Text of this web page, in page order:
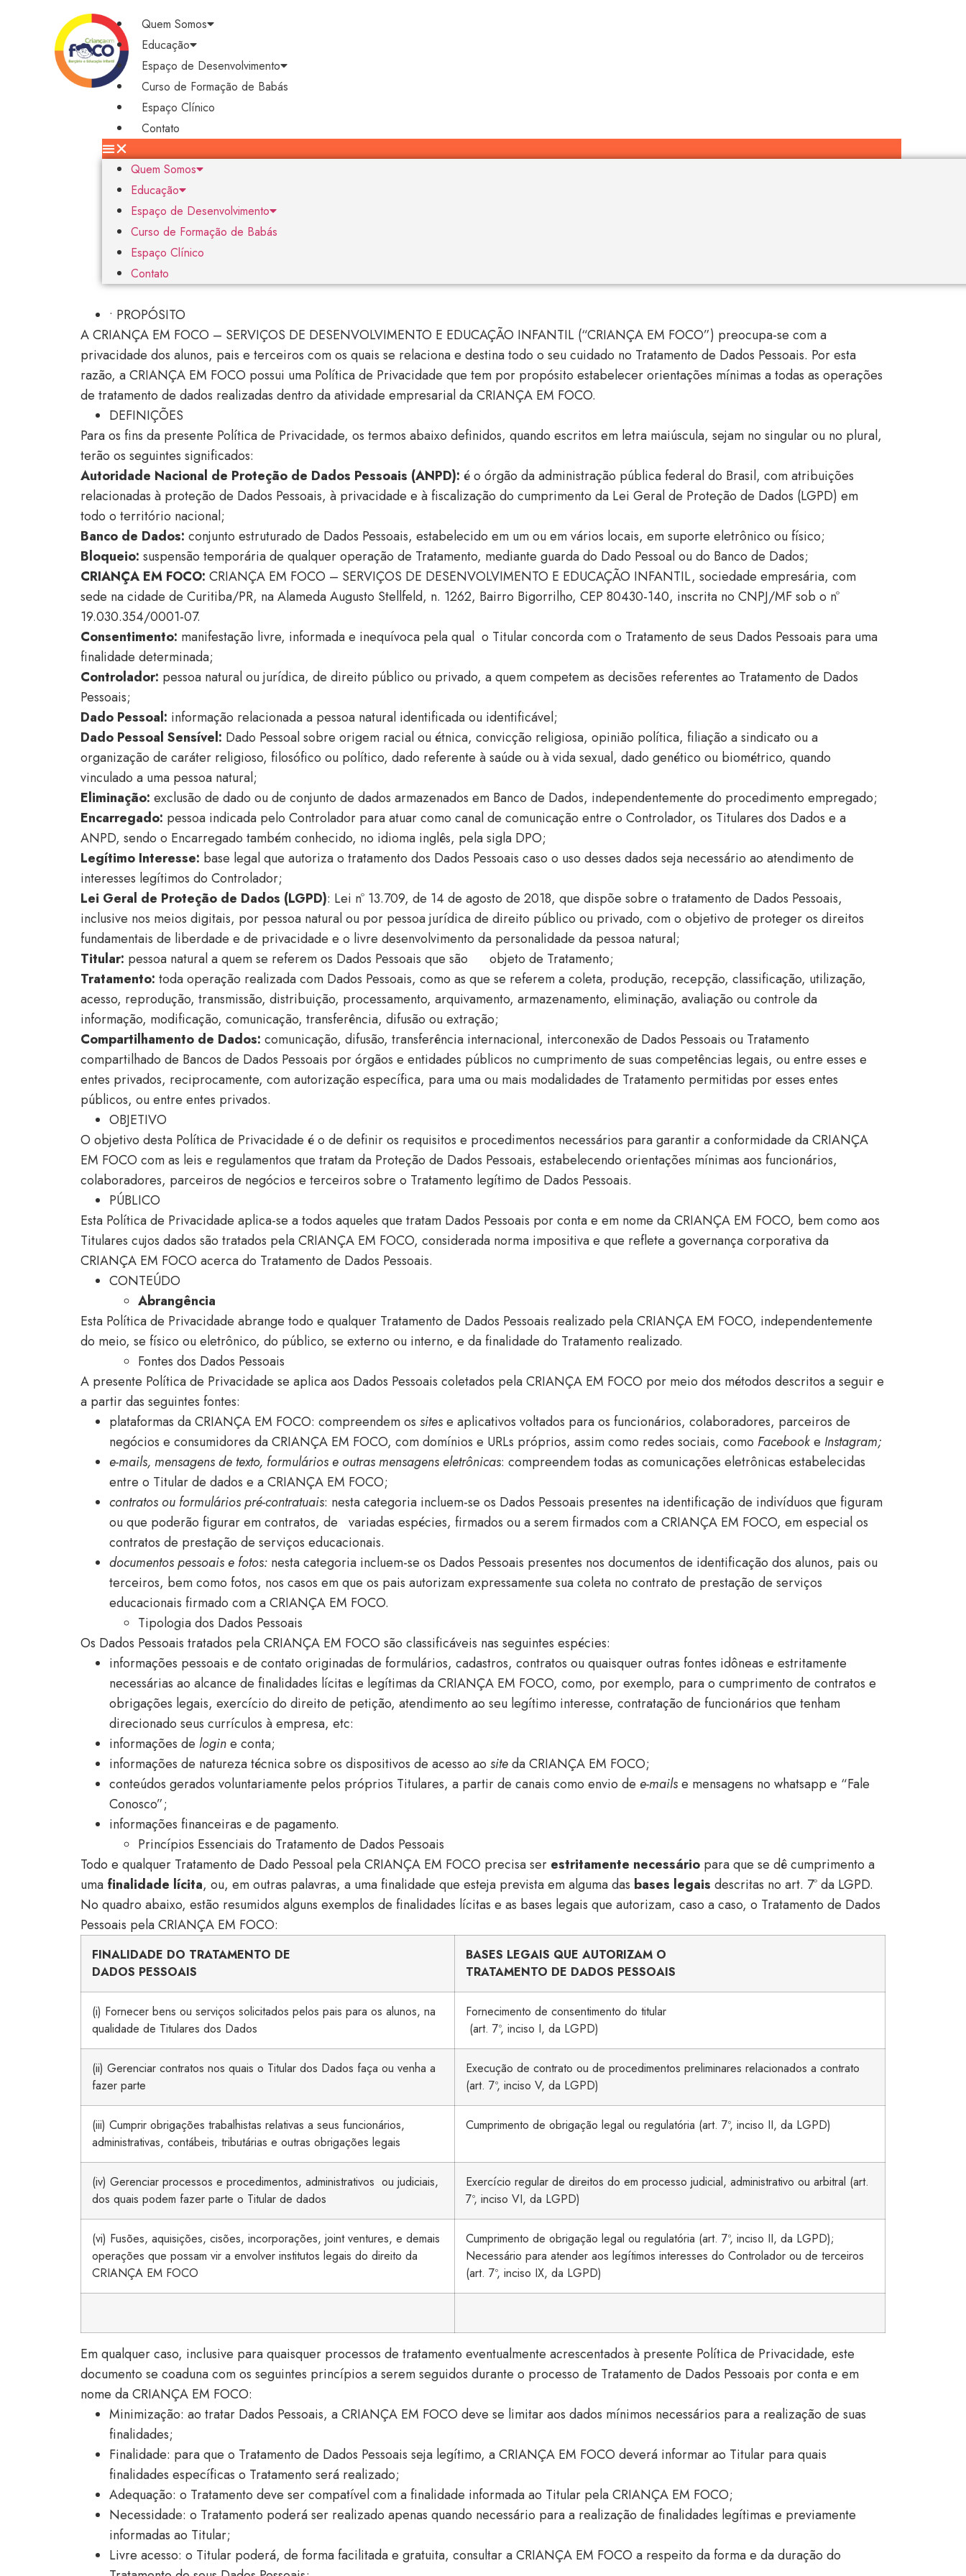
Quem Somos
Educação
Espaço de Desenvolvimento
Curso de Formação de Babás
Espaço Clínico
Contato
Quem Somos
Educação
Espaço de Desenvolvimento
Curso de Formação de Babás
Espaço Clínico
Contato
• PROPÓSITO
A CRIANÇA EM FOCO – SERVIÇOS DE DESENVOLVIMENTO E EDUCAÇÃO INFANTIL (“CRIANÇA EM FOCO”) preocupa-se com a
privacidade dos alunos, pais e terceiros com os quais se relaciona e destina todo o seu cuidado no Tratamento de Dados Pessoais. Por esta
razão, a CRIANÇA EM FOCO possui uma Política de Privacidade que tem por propósito estabelecer orientações mínimas a todas as operações
de tratamento de dados realizadas dentro da atividade empresarial da CRIANÇA EM FOCO.
DEFINIÇÕES
Para os fins da presente Política de Privacidade, os termos abaixo definidos, quando escritos em letra maiúscula, sejam no singular ou no plural,
terão os seguintes significados:
Autoridade Nacional de Proteção de Dados Pessoais (ANPD): é o órgão da administração pública federal do Brasil, com atribuições
relacionadas à proteção de Dados Pessoais, à privacidade e à fiscalização do cumprimento da Lei Geral de Proteção de Dados (LGPD) em
todo o território nacional;
Banco de Dados: conjunto estruturado de Dados Pessoais, estabelecido em um ou em vários locais, em suporte eletrônico ou físico;
Bloqueio: suspensão temporária de qualquer operação de Tratamento, mediante guarda do Dado Pessoal ou do Banco de Dados;
CRIANÇA EM FOCO: CRIANÇA EM FOCO – SERVIÇOS DE DESENVOLVIMENTO E EDUCAÇÃO INFANTIL, sociedade empresária, com
sede na cidade de Curitiba/PR, na Alameda Augusto Stellfeld, n. 1262, Bairro Bigorrilho, CEP 80430-140, inscrita no CNPJ/MF sob o nº
19.030.354/0001-07.
Consentimento: manifestação livre, informada e inequívoca pela qual o Titular concorda com o Tratamento de seus Dados Pessoais para uma
finalidade determinada;
Controlador: pessoa natural ou jurídica, de direito público ou privado, a quem competem as decisões referentes ao Tratamento de Dados
Pessoais;
Dado Pessoal: informação relacionada a pessoa natural identificada ou identificável;
Dado Pessoal Sensível: Dado Pessoal sobre origem racial ou étnica, convicção religiosa, opinião política, filiação a sindicato ou a
organização de caráter religioso, filosófico ou político, dado referente à saúde ou à vida sexual, dado genético ou biométrico, quando
vinculado a uma pessoa natural;
Eliminação: exclusão de dado ou de conjunto de dados armazenados em Banco de Dados, independentemente do procedimento empregado;
Encarregado: pessoa indicada pelo Controlador para atuar como canal de comunicação entre o Controlador, os Titulares dos Dados e a
ANPD, sendo o Encarregado também conhecido, no idioma inglês, pela sigla DPO;
Legítimo Interesse: base legal que autoriza o tratamento dos Dados Pessoais caso o uso desses dados seja necessário ao atendimento de
interesses legítimos do Controlador;
Lei Geral de Proteção de Dados (LGPD): Lei nº 13.709, de 14 de agosto de 2018, que dispõe sobre o tratamento de Dados Pessoais,
inclusive nos meios digitais, por pessoa natural ou por pessoa jurídica de direito público ou privado, com o objetivo de proteger os direitos
fundamentais de liberdade e de privacidade e o livre desenvolvimento da personalidade da pessoa natural;
Titular: pessoa natural a quem se referem os Dados Pessoais que são
objeto de Tratamento;
Tratamento: toda operação realizada com Dados Pessoais, como as que se referem a coleta, produção, recepção, classificação, utilização,
acesso, reprodução, transmissão, distribuição, processamento, arquivamento, armazenamento, eliminação, avaliação ou controle da
informação, modificação, comunicação, transferência, difusão ou extração;
Compartilhamento de Dados: comunicação, difusão, transferência internacional, interconexão de Dados Pessoais ou Tratamento
compartilhado de Bancos de Dados Pessoais por órgãos e entidades públicos no cumprimento de suas competências legais, ou entre esses e
entes privados, reciprocamente, com autorização específica, para uma ou mais modalidades de Tratamento permitidas por esses entes
públicos, ou entre entes privados.
OBJETIVO
O objetivo desta Política de Privacidade é o de definir os requisitos e procedimentos necessários para garantir a conformidade da CRIANÇA
EM FOCO com as leis e regulamentos que tratam da Proteção de Dados Pessoais, estabelecendo orientações mínimas aos funcionários,
colaboradores, parceiros de negócios e terceiros sobre o Tratamento legítimo de Dados Pessoais.
PÚBLICO
Esta Política de Privacidade aplica-se a todos aqueles que tratam Dados Pessoais por conta e em nome da CRIANÇA EM FOCO, bem como aos
Titulares cujos dados são tratados pela CRIANÇA EM FOCO, considerada norma impositiva e que reflete a governança corporativa da
CRIANÇA EM FOCO acerca do Tratamento de Dados Pessoais.
CONTEÚDO
Abrangência
Esta Política de Privacidade abrange todo e qualquer Tratamento de Dados Pessoais realizado pela CRIANÇA EM FOCO, independentemente
do meio, se físico ou eletrônico, do público, se externo ou interno, e da finalidade do Tratamento realizado.
Fontes dos Dados Pessoais
A presente Política de Privacidade se aplica aos Dados Pessoais coletados pela CRIANÇA EM FOCO por meio dos métodos descritos a seguir e
a partir das seguintes fontes:
plataformas da CRIANÇA EM FOCO: compreendem os sitese aplicativos voltados para os funcionários, colaboradores, parceiros de
negócios e consumidores da CRIANÇA EM FOCO, com domínios e URLs próprios, assim como redes sociais, como Facebooke Instagram;
e-mails, mensagens de texto, formulários e outras mensagenseletrônicas: compreendem todas as comunicações eletrônicas estabelecidas
entre o Titular de dados e a CRIANÇA EM FOCO;
contratos ou formuláriospré-contratuais: nesta categoria incluem-se os Dados Pessoais presentes na identificação de indivíduos que figuram
ou que poderão figurar em contratos, de
variadas espécies, firmados ou a serem firmados com a CRIANÇA EM FOCO, em especial os
contratos de prestação de serviços educacionais.
documentos pessoais e fotos: nesta categoria incluem-se os Dados Pessoais presentes nos documentos de identificação dos alunos, pais ou
terceiros, bem como fotos, nos casos em que os pais autorizam expressamente sua coleta no contrato de prestação de serviços
educacionais firmado com a CRIANÇA EM FOCO.
Tipologia dos Dados Pessoais
Os Dados Pessoais tratados pela CRIANÇA EM FOCO são classificáveis nas seguintes espécies:
informações pessoais e de contato originadas de formulários, cadastros, contratos ou quaisquer outras fontes idôneas e estritamente
necessárias ao alcance de finalidades lícitas e legítimas da CRIANÇA EM FOCO, como, por exemplo, para o cumprimento de contratos e
obrigações legais, exercício do direito de petição, atendimento ao seu legítimo interesse, contratação de funcionários que tenham
direcionado seus currículos à empresa, etc:
informações de logine conta;
informações de natureza técnica sobre os dispositivos de acesso ao siteda CRIANÇA EM FOCO;
conteúdos gerados voluntariamente pelos próprios Titulares, a partir de canais como envio de e-mailse mensagens no whatsapp e “Fale
Conosco”;
informações financeiras e de pagamento.
Princípios Essenciais do Tratamento de Dados Pessoais
Todo e qualquer Tratamento de Dado Pessoal pela CRIANÇA EM FOCO precisa ser estritamente necessário para que se dê cumprimento a
uma finalidade lícita, ou, em outras palavras, a uma finalidade que esteja prevista em alguma das bases legais descritas no art. 7º da LGPD.
No quadro abaixo, estão resumidos alguns exemplos de finalidades lícitas e as bases legais que autorizam, caso a caso, o Tratamento de Dados
Pessoais pela CRIANÇA EM FOCO:
FINALIDADE DO TRATAMENTO DE
DADOS PESSOAIS
BASES LEGAIS QUE AUTORIZAM O
TRATAMENTO DE DADOS PESSOAIS
(i) Fornecer bens ou serviços solicitados pelos pais para os alunos, na
qualidade de Titulares dos Dados
Fornecimento de consentimento do titular
(art. 7º, inciso I, da LGPD)
(ii) Gerenciar contratos nos quais o Titular dos Dados faça ou venha a
fazer parte
Execução de contrato ou de procedimentos preliminares relacionados a contrato
(art. 7º, inciso V, da LGPD)
(iii) Cumprir obrigações trabalhistas relativas a seus funcionários,
administrativas, contábeis, tributárias e outras obrigações legais
Cumprimento de obrigação legal ou regulatória (art. 7º, inciso II, da LGPD)
(iv) Gerenciar processos e procedimentos, administrativos ou judiciais,
dos quais podem fazer parte o Titular de dados
Exercício regular de direitos do em processo judicial, administrativo ou arbitral (art.
7º, inciso VI, da LGPD)
(vi) Fusões, aquisições, cisões, incorporações, joint ventures, e demais
operações que possam vir a envolver institutos legais do direito da
CRIANÇA EM FOCO
Cumprimento de obrigação legal ou regulatória (art. 7º, inciso II, da LGPD);
Necessário para atender aos legítimos interesses do Controlador ou de terceiros
(art. 7º, inciso IX, da LGPD)
Em qualquer caso, inclusive para quaisquer processos de tratamento eventualmente acrescentados à presente Política de Privacidade, este
documento se coaduna com os seguintes princípios a serem seguidos durante o processo de Tratamento de Dados Pessoais por conta e em
nome da CRIANÇA EM FOCO:
Minimização: ao tratar Dados Pessoais, a CRIANÇA EM FOCO deve se limitar aos dados mínimos necessários para a realização de suas
finalidades;
Finalidade: para que o Tratamento de Dados Pessoais seja legítimo, a CRIANÇA EM FOCO deverá informar ao Titular para quais
finalidades específicas o Tratamento será realizado;
Adequação: o Tratamento deve ser compatível com a finalidade informada ao Titular pela CRIANÇA EM FOCO;
Necessidade: o Tratamento poderá ser realizado apenas quando necessário para a realização de finalidades legítimas e previamente
informadas ao Titular;
Livre acesso: o Titular poderá, de forma facilitada e gratuita, consultar a CRIANÇA EM FOCO a respeito da forma e da duração do